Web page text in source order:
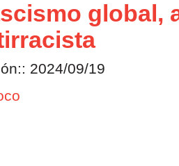
global,
2024/09/19